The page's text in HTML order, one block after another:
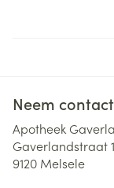
Neem
Apotheek
Gaverlandstraat
9120 Melsele